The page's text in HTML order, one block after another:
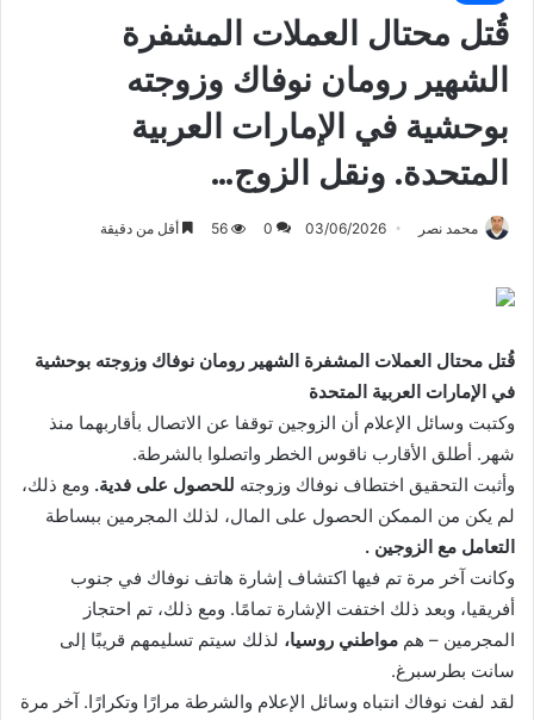
قُتل محتال العملات المشفرة
الشهير رومان نوفاك وزوجته
بوحشية في الإمارات العربية
المتحدة. ونقل الزوج…
محمد نصر 03/06/2026
0
56 أقل من دقيقة
قُتل محتال العملات المشفرة الشهير رومان نوفاك وزوجته بوحشية
في الإمارات العربية المتحدة
وكتبت وسائل الإعلام أن الزوجين توقفا عن الاتصال بأقاربهما منذ
شهر. أطلق الأقارب ناقوس الخطر واتصلوا بالشرطة.
وأثبت التحقيق اختطاف نوفاك وزوجته للحصول على فدية. ومع ذلك،
لم يكن من الممكن الحصول على المال، لذلك المجرمين ببساطة
التعامل مع الزوجين .
وكانت آخر مرة تم فيها اكتشاف إشارة هاتف نوفاك في جنوب
أفريقيا، وبعد ذلك اختفت الإشارة تمامًا. ومع ذلك، تم احتجاز
المجرمين – هم مواطني روسيا، لذلك سيتم تسليمهم قريبًا إلى
سانت بطرسبرغ.
لقد لفت نوفاك انتباه وسائل الإعلام والشرطة مرارًا وتكرارًا. آخر مرة